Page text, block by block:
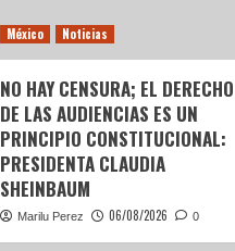
México Noticias
NO HAY CENSURA; EL DERECHO
DE LAS AUDIENCIAS ES UN
PRINCIPIO CONSTITUCIONAL:
PRESIDENTA CLAUDIA
SHEINBAUM
Marilu Perez 06/08/2026 0